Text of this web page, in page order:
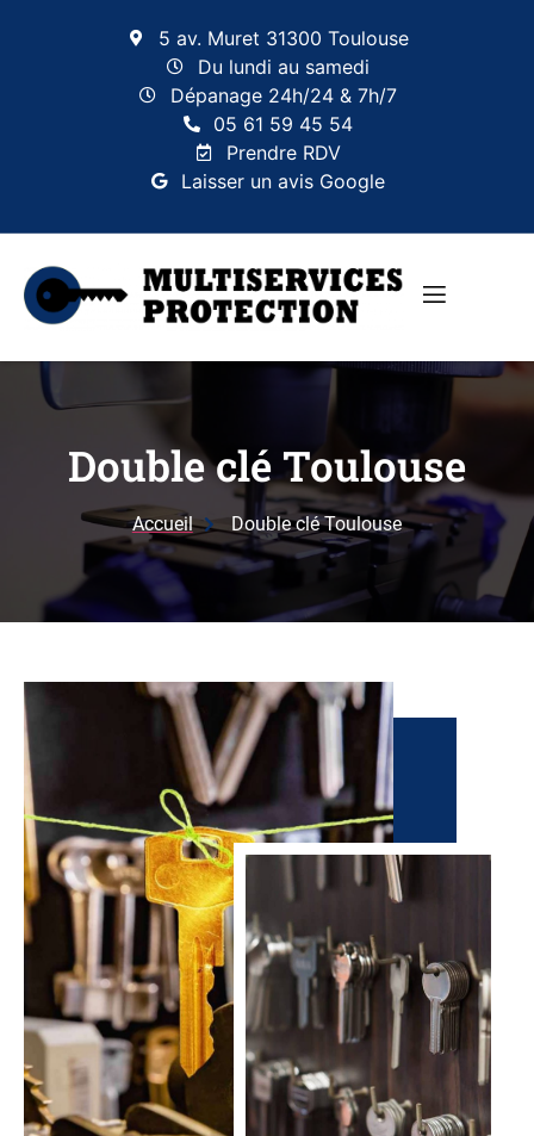
5 av. Muret 31300 Toulouse
Du lundi au samedi
Dépanage 24h/24 & 7h/7
05 61 59 45 54
Prendre RDV
Laisser un avis Google
Double clé Toulouse
Accueil Double clé Toulouse